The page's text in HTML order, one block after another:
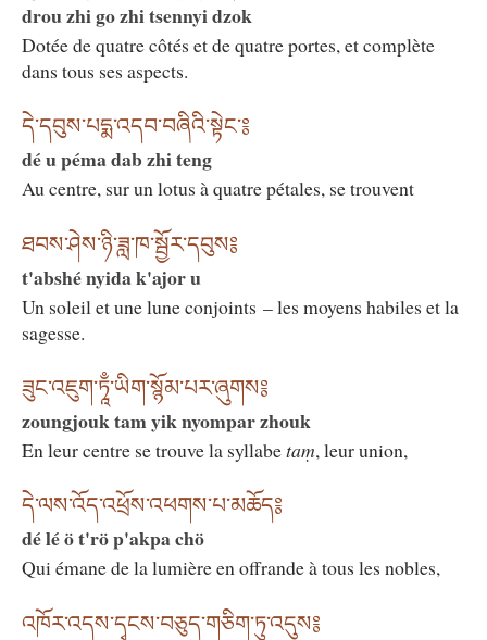
drou zhi go zhi tsennyi dzok
Dotée de quatre côtés et de quatre portes, et complète
dans tous ses aspects.
དེ་དབུས་པདྨ་འདབ་བཞིའི་སྟེང་༔
dé u péma dab zhi teng
Au centre, sur un lotus à quatre pétales, se trouvent
ཐབས་ཤེས་ཉི་ཟླ་ཁ་སྦྱོར་དབུས༔
t'abshé nyida k'ajor u
Un soleil et une lune conjoints – les moyens habiles et la
sagesse.
ཟུང་འཇུག་ཏཱྃ་ཡིག་སྙོམ་པར་ཞུགས༔
zoungjouk tam yik nyompar zhouk
En leur centre se trouve la syllabetaṃ, leur union,
དེ་ལས་འོད་འཕྲོས་འཕགས་པ་མཆོད༔
dé lé ö t'rö p'akpa chö
Qui émane de la lumière en offrande à tous les nobles,
འཁོར་འདས་དྭངས་བཅུད་གཅིག་ཏུ་འདུས༔